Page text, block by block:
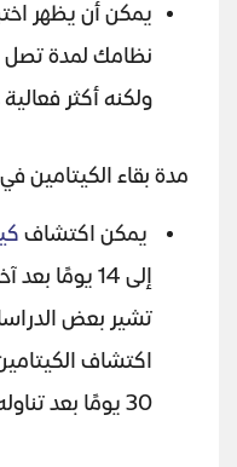
يمكن أن يظهر
ولكنه أكثر فعالية
مدة بقاء الكيتامين
يمكن اكتشاف
إلى 14 يومًا
تشير بعض
اكتشاف
30 يومًا بعد تناوله